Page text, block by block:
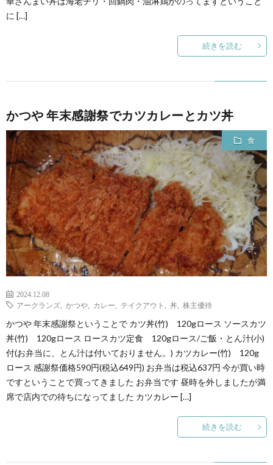
に […]
続きを読む
かつや 年末感謝祭でカツカレーとカツ丼
食
2024.12.08
アークランズ
かつや カレー テイクアウト 丼 株主優待
かつや 年末感謝祭ということで カツ丼(竹) 120gロース ソースカツ
丼(竹) 120gロース ロースカツ定食 120gロース/ご飯・とん汁(小)
付(お弁当に、とん汁は付いておりません。) カツカレー(竹) 120g
ロース 感謝祭価格590円(税込649円) お弁当は税込637円 今が買い時
ですということで買ってきました お弁当です 昼時を外しましたが満
席で店内での待ちになってました カツカレー […]
続きを読む